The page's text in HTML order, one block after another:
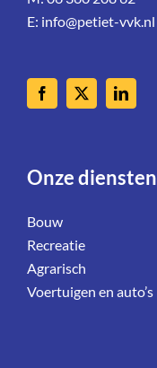
E: info@petiet-vvk.nl
Onze diensten
Bouw
Recreatie
Agrarisch
Voertuigen en auto’s